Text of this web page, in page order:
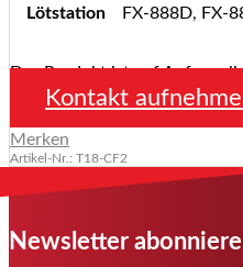
Lötstation FX-888D, FX-
Das Produkt ist auf Anfrage
Kontakt
Merken
Artikel-Nr.: T18-CF2
Newsletter